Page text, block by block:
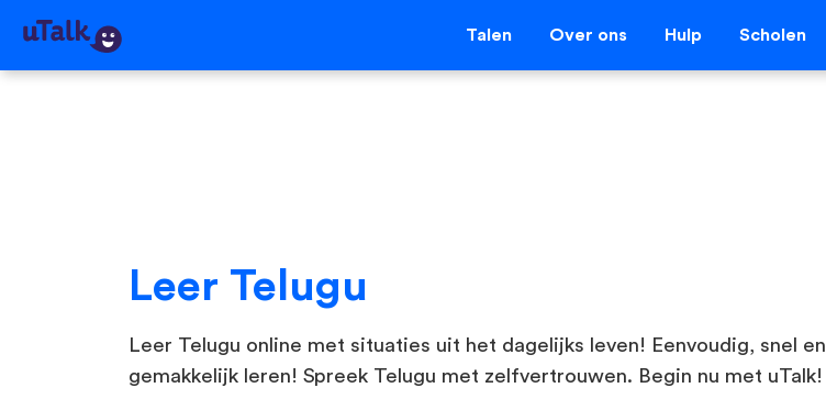
Talen Over ons Hulp Scholen
Leer Telugu
Leer Telugu online met situaties uit het dagelijks leven! Eenvoudig, snel en
gemakkelijk leren! Spreek Telugu met zelfvertrouwen. Begin nu met uTalk!